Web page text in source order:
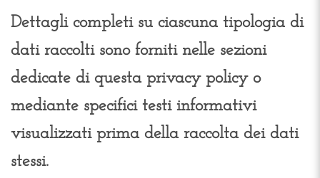
Dettagli completi su ciascuna tipologia di
dati raccolti sono forniti nelle sezioni
dedicate di questa privacy policy o
mediante specifici testi informativi
visualizzati prima della raccolta dei dati
stessi.